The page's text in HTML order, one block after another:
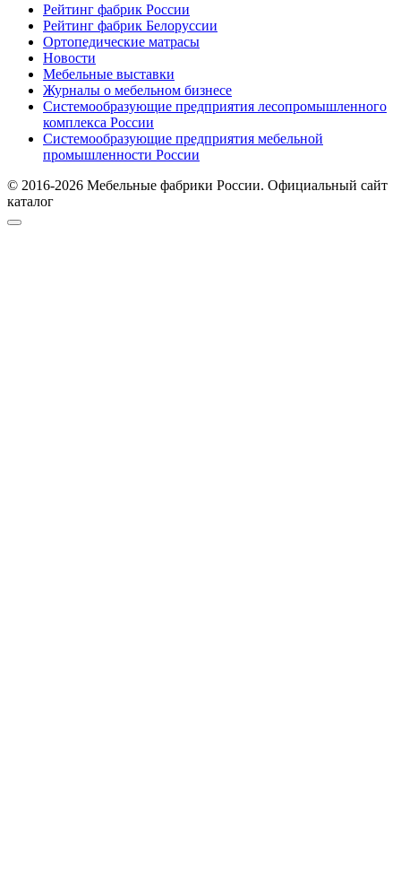
Рейтинг фабрик России
Рейтинг фабрик Белоруссии
Ортопедические матрасы
Новости
Мебельные выставки
Журналы о мебельном бизнесе
Системообразующие предприятия лесопромышленного
комплекса России
Системообразующие предприятия мебельной
промышленности России
© 2016-2026 Мебельные фабрики России. Официальный сайт
каталог